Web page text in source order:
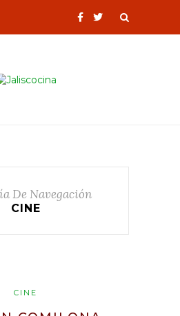
De Navegación
CINE
CINE